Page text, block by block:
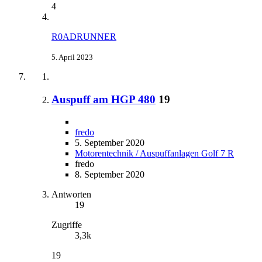
4
R0ADRUNNER
5. April 2023
Auspuff am HGP 480 19
fredo
5. September 2020
Motorentechnik / Auspuffanlagen Golf 7 R
fredo
8. September 2020
Antworten
19
Zugriffe
3,3k
19